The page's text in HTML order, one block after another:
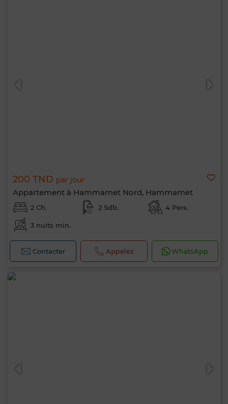
200 TND par jour
Appartement à Hammamet Nord, Hammamet
2 Ch. 2 Sdb. 4 Pers.
3 nuits min.
Contacter Appelez WhatsApp